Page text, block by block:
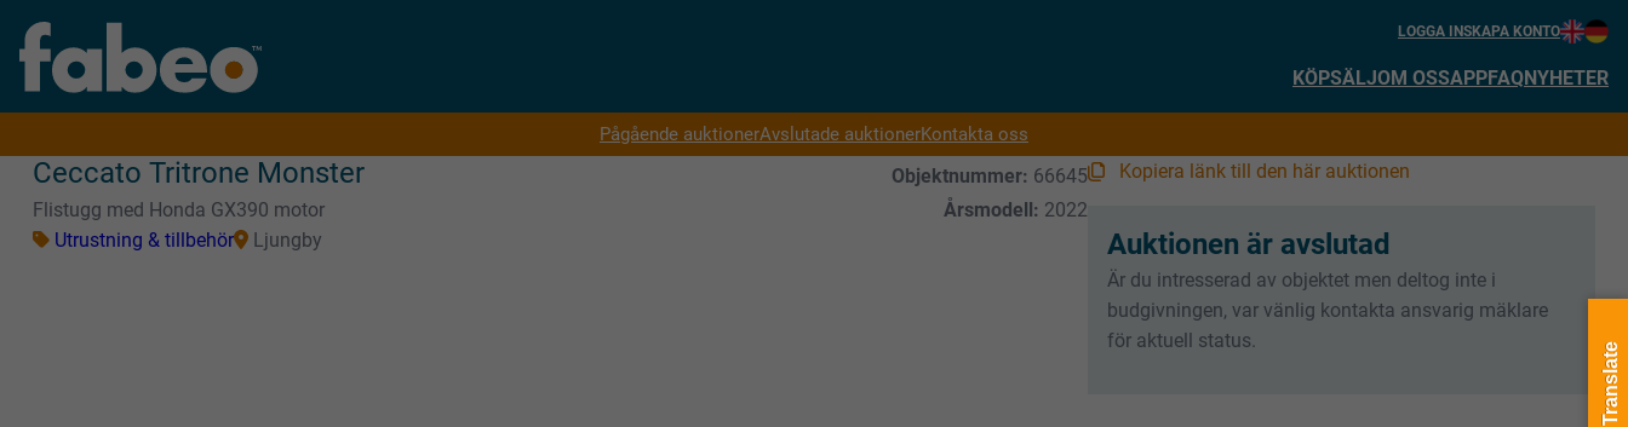
LOGGA INSKAPA KONTO
KÖPSÄLJOM OSSAPPFAQNYHETER
Pågående auktionerAvslutade auktionerKontakta oss
Ceccato Tritrone Monster Objektnummer: 66645
Flistugg med Honda GX390 motor
Årsmodell: 2022
Utrustning & tillbehör
Ljungby
Kopiera länk till den här auktionen
Auktionen är avslutad
Är du intresserad av objektet men deltog inte i
budgivningen, var vänlig kontakta ansvarig mäklare
för aktuell status.
Translate